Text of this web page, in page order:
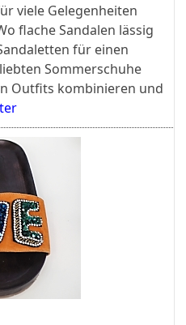
viele Gelegenheiten
flache Sandalen lässig
für einen
Sommerschuhe
Outfits kombinieren und